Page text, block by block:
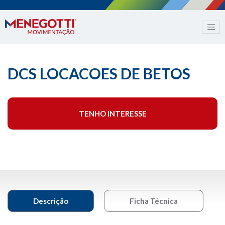
DCS LOCACOES DE BETOS
TENHO INTERESSE
Descrição Ficha Técnica